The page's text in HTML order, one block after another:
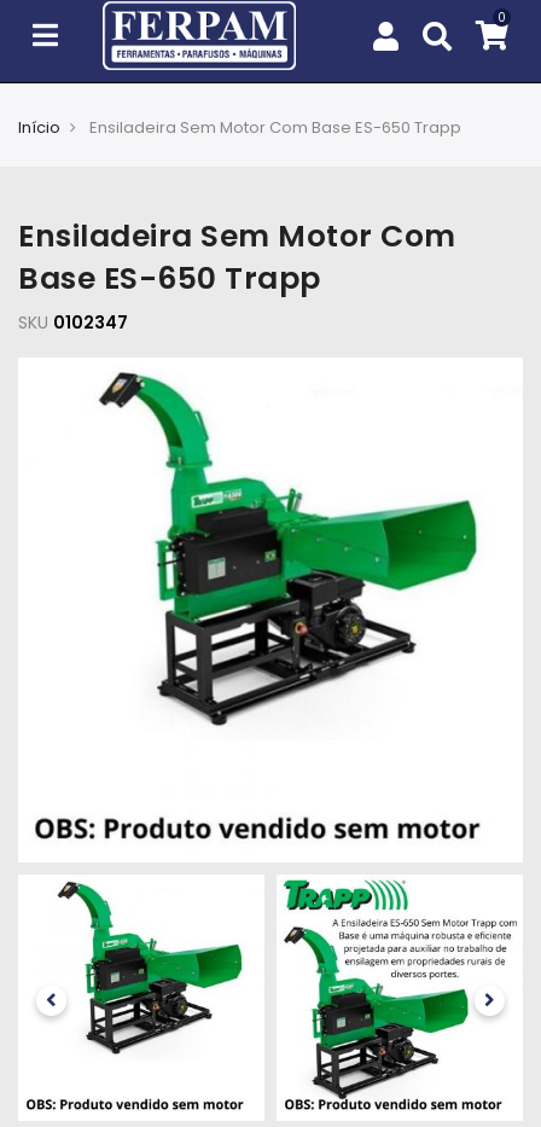
e
Jardim
EPIs
Hidráulicos
Pneumáticos
Tintas
e
Químicos
Peças
Início Ensiladeira Sem Motor Com Base ES-650 Trapp
Ensiladeira Sem Motor Com
Base ES-650 Trapp
SKU 0102347